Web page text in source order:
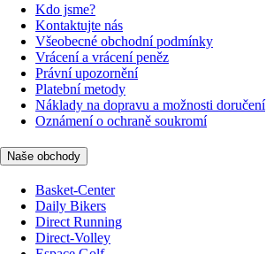
Kdo jsme?
Kontaktujte nás
Všeobecné obchodní podmínky
Vrácení a vrácení peněz
Právní upozornění
Platební metody
Náklady na dopravu a možnosti doručení
Oznámení o ochraně soukromí
Naše obchody
Basket-Center
Daily Bikers
Direct Running
Direct-Volley